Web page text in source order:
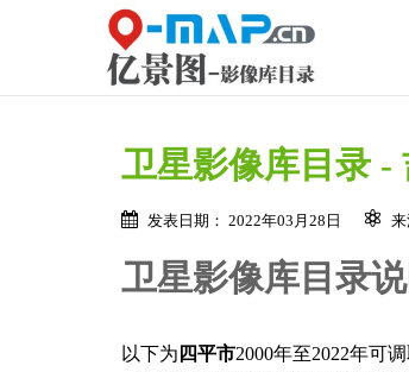
卫星影像库目录 -
发表日期： 2022年03月28日
卫星影像库目录说
以下为 四平市2000年至2022年可